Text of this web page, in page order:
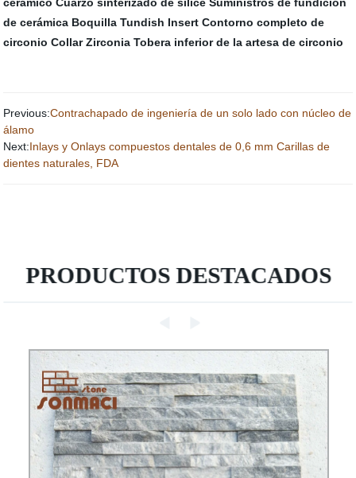
de cerámica Boquilla Tundish Insert Contorno completo de
circonio Collar Zirconia Tobera inferior de la artesa de circonio
Previous:Contrachapado de ingeniería de un solo lado con núcleo de
álamo
Next:Inlays y Onlays compuestos dentales de 0,6 mm Carillas de
dientes naturales, FDA
PRODUCTOS DESTACADOS